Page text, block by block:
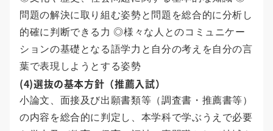
問題の解決に取り組む姿勢と問題を総合的に分析し
的確に判断できる力 ◎様々な人とのコミュニケー
ションの基礎となる語学力と自分の考えを自分の言
葉で表現しようとする姿勢
(4)選抜の基本方針（推薦入試）
小論文、面接及び出願書類等（調査書・推薦書等）
の内容を総合的に判定し、本学科で学ぶうえで必要